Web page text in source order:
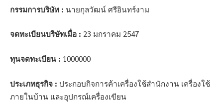
กรรมการบริษัท : นายกุลวัฒน์ ศรีอินทร์งาม
จดทะเบียนบริษัทเมื่อ : 23 มกราคม 2547
ทุนจดทะเบียน : 1000000
ประเภทธุรกิจ : ประกอบกิจการค้าเครื่องใช้สำนักงาน เครื่องใช้
ภายในบ้าน และอุปกรณ์เครื่องเขียน